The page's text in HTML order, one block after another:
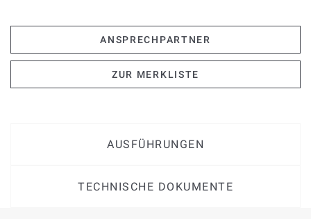
ANSPRECHPARTNER
ZUR MERKLISTE
AUSFÜHRUNGEN
TECHNISCHE DOKUMENTE